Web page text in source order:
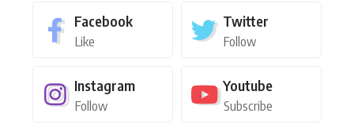
Facebook
Like
Twitter
Follow
Instagram
Follow
Youtube
Subscribe